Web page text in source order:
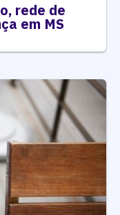
rede de
em MS